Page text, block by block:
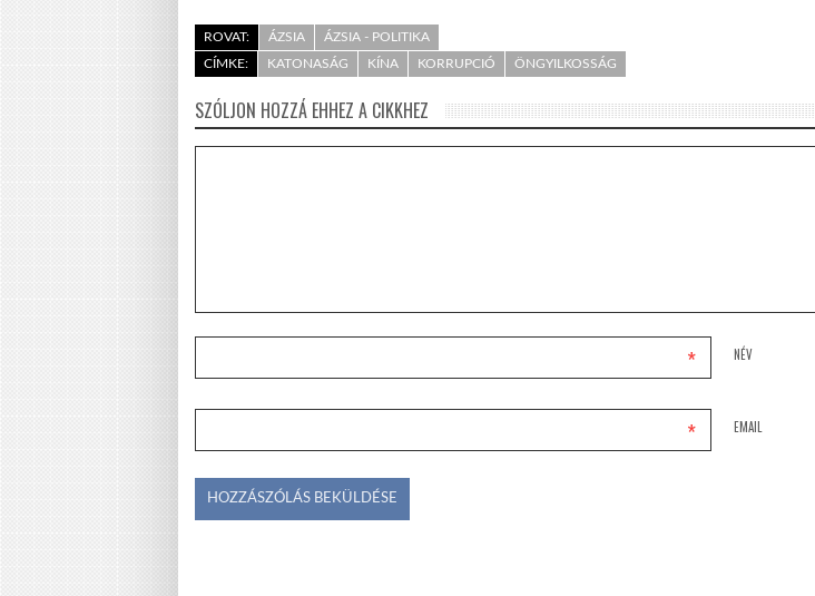
ROVAT: ÁZSIA
ÁZSIA - POLITIKA
CÍMKE:
KATONASÁG KÍNA KORRUPCIÓ ÖNGYILKOSSÁG
SZÓLJON HOZZÁ EHHEZ A CIKKHEZ
NÉV
*
EMAIL
*